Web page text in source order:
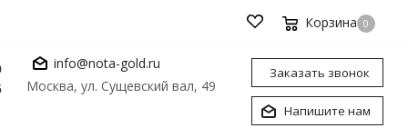
Корзина 0
info@nota-gold.ru
Москва, ул. Сущевский вал, 49
Заказать звонок
Напишите нам